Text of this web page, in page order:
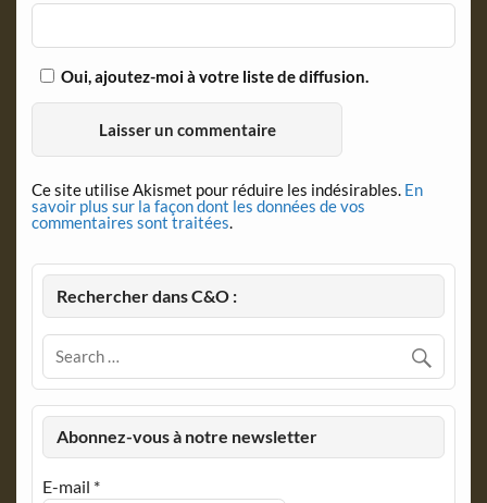
Oui, ajoutez-moi à votre liste de diffusion.
Ce site utilise Akismet pour réduire les indésirables. En
savoir plus sur la façon dont les données de vos
commentaires sont traitées.
Rechercher dans C&O :
Abonnez-vous à notre newsletter
E-mail *